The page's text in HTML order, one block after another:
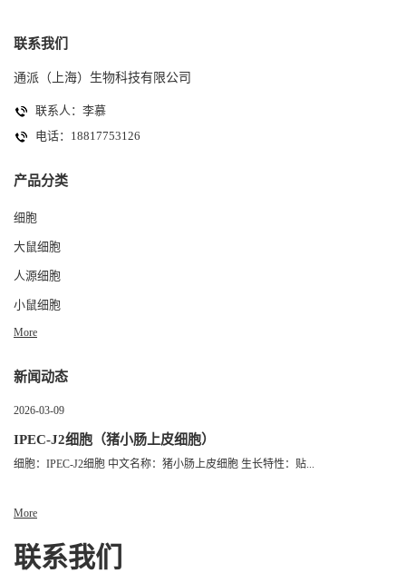
联系我们
通派（上海）生物科技有限公司
联系人：李慕
电话：18817753126
产品分类
细胞
大鼠细胞
人源细胞
小鼠细胞
More
新闻动态
2026-03-09
IPEC-J2细胞（猪小肠上皮细胞）
细胞：IPEC-J2细胞 中文名称：猪小肠上皮细胞 生长特性：贴...
More
联系我们